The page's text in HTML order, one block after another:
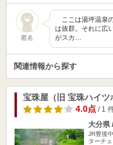
匿名
ここは湯坪温泉
は抜群。それに広
がスカ…
関連情報から探す
宝珠屋（旧 宝珠ハイツ
4.0点/ 1
大分県
JR豊後
ターチ